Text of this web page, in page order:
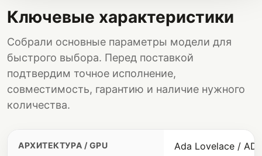
Ключевые характеристики
Собрали основные параметры модели для
быстрого выбора. Перед поставкой
подтвердим точное исполнение,
совместимость, гарантию и наличие нужного
количества.
АРХИТЕКТУРА / GPU Ada Lovelace /